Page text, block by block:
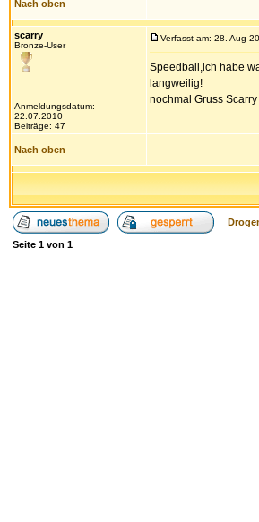
Nach oben
scarry
Bronze-User
Anmeldungsdatum:
22.07.2010
Beiträge: 47
Verfasst am: 28. Aug
Speedball,ich habe
langweilig!
nochmal Gruss Scarry
Nach oben
Seite 1 von 1